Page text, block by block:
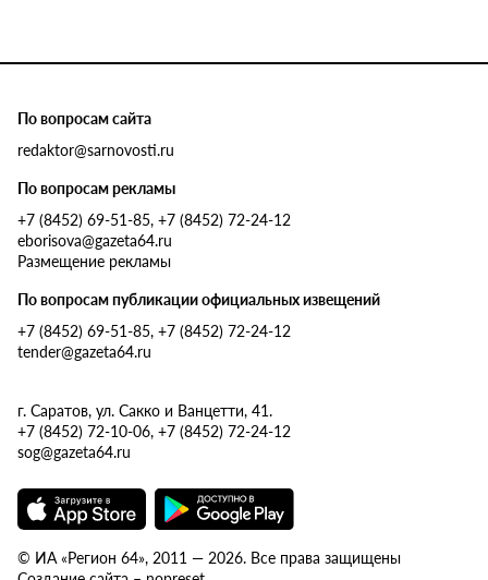
По вопросам сайта
redaktor@sarnovosti.ru
По вопросам рекламы
+7 (8452) 69-51-85, +7 (8452) 72-24-12
eborisova@gazeta64.ru
Размещение рекламы
По вопросам публикации официальных извещений
+7 (8452) 69-51-85, +7 (8452) 72-24-12
tender@gazeta64.ru
г. Саратов, ул. Сакко и Ванцетти, 41.
+7 (8452) 72-10-06, +7 (8452) 72-24-12
sog@gazeta64.ru
© ИА «Регион 64», 2011 — 2026. Все права защищены